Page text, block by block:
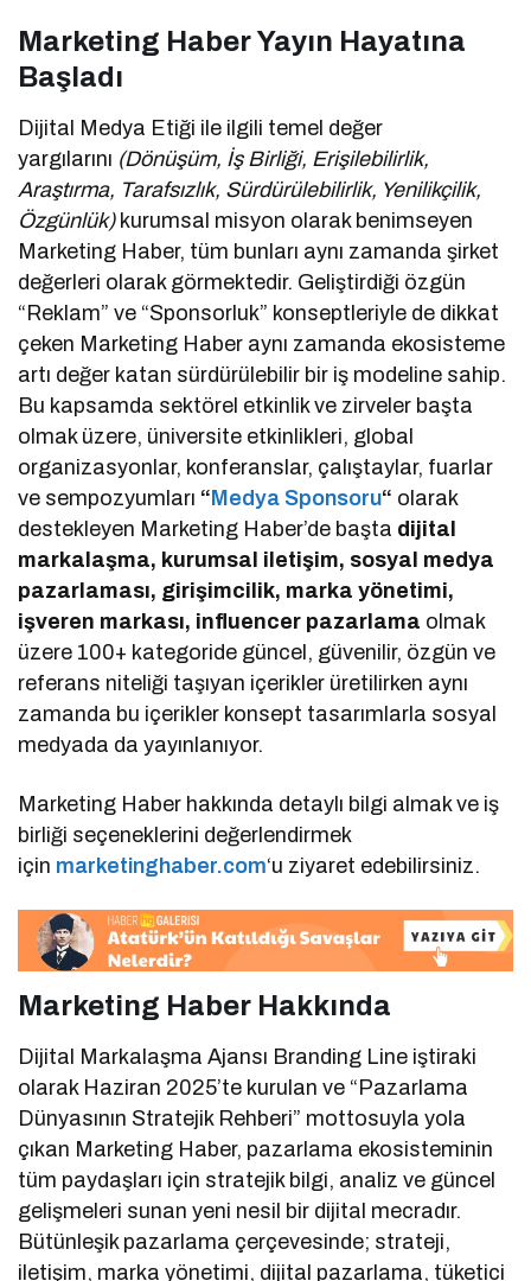
Marketing Haber Yayın Hayatına
Başladı
Dijital Medya Etiği ile ilgili temel değer
yargılarını (Dönüşüm, İş Birliği, Erişilebilirlik,
Araştırma, Tarafsızlık, Sürdürülebilirlik, Yenilikçilik,
Özgünlük)kurumsal misyon olarak benimseyen
Marketing Haber, tüm bunları aynı zamanda şirket
değerleri olarak görmektedir. Geliştirdiği özgün
“Reklam” ve “Sponsorluk” konseptleriyle de dikkat
çeken Marketing Haber aynı zamanda ekosisteme
artı değer katan sürdürülebilir bir iş modeline sahip.
Bu kapsamda sektörel etkinlik ve zirveler başta
olmak üzere, üniversite etkinlikleri, global
organizasyonlar, konferanslar, çalıştaylar, fuarlar
ve sempozyumları “Medya Sponsoru“ olarak
destekleyen Marketing Haber’de başta dijital
markalaşma, kurumsal iletişim, sosyal medya
pazarlaması, girişimcilik, marka yönetimi,
işveren markası, influencer pazarlama olmak
üzere 100+ kategoride güncel, güvenilir, özgün ve
referans niteliği taşıyan içerikler üretilirken aynı
zamanda bu içerikler konsept tasarımlarla sosyal
medyada da yayınlanıyor.
Marketing Haber hakkında detaylı bilgi almak ve iş
birliği seçeneklerini değerlendirmek
için marketinghaber.com‘u ziyaret edebilirsiniz.
Marketing Haber Hakkında
Dijital Markalaşma Ajansı Branding Line iştiraki
olarak Haziran 2025’te kurulan ve “Pazarlama
Dünyasının Stratejik Rehberi” mottosuyla yola
çıkan Marketing Haber, pazarlama ekosisteminin
tüm paydaşları için stratejik bilgi, analiz ve güncel
gelişmeleri sunan yeni nesil bir dijital mecradır.
Bütünleşik pazarlama çerçevesinde; strateji,
iletişim, marka yönetimi, dijital pazarlama, tüketici